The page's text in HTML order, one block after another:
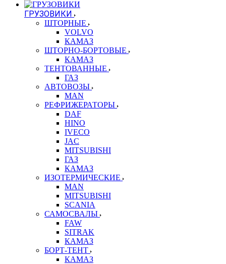
ГРУЗОВИКИ
ШТОРНЫЕ
VOLVO
КАМАЗ
ШТОРНО-БОРТОВЫЕ
КАМАЗ
ТЕНТОВАННЫЕ
ГАЗ
АВТОВОЗЫ
MAN
РЕФРИЖЕРАТОРЫ
DAF
HINO
IVECO
JAC
MITSUBISHI
ГАЗ
КАМАЗ
ИЗОТЕРМИЧЕСКИЕ
MAN
MITSUBISHI
SCANIA
САМОСВАЛЫ
FAW
SITRAK
КАМАЗ
БОРТ-ТЕНТ
КАМАЗ